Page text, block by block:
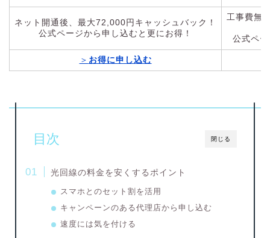
ネット開通後、最大72,000円キャッシュバック！
公式ページから申し込むと更にお得！
工事費無
公式ペ
＞ お得に申し込む
閉じる
目次
光回線の料金を安くするポイント
スマホとのセット割を活用
キャンペーンのある代理店から申し込む
速度には気を付ける